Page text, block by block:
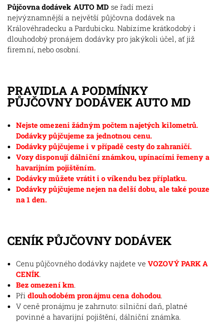
Půjčovna dodávek AUTO MD se řadí mezi
nejvýznamnější a největší půjčovna dodávek na
Královéhradecku a Pardubicku. Nabízíme krátkodobý i
dlouhodobý pronájem dodávky pro jakýkoli účel, ať již
firemní, nebo osobní.
PRAVIDLA A PODMÍNKY
PŮJČOVNY DODÁVEK AUTO MD
Nejste omezeni žádným počtem najetých kilometrů.
Dodávky půjčujeme za jednotnou cenu.
Dodávky půjčujeme i v případě cesty do zahraničí.
Vozy disponují dálniční známkou, upínacími řemeny a
havarijním pojištěním.
Dodávky můžete vrátit i o víkendu bez příplatku.
Dodávky půjčujeme nejen na delší dobu, ale také pouze
na 1 den.
CENÍK PŮJČOVNY DODÁVEK
Cenu půjčovného dodávky najdete veVOZOVÝ PARK A
CENÍK.
Bez omezení km.
Při dlouhodobém pronájmu cena dohodou.
V ceně pronájmu je zahrnuto: silniční daň, platné
povinné a havarijní pojištění, dálniční známka.